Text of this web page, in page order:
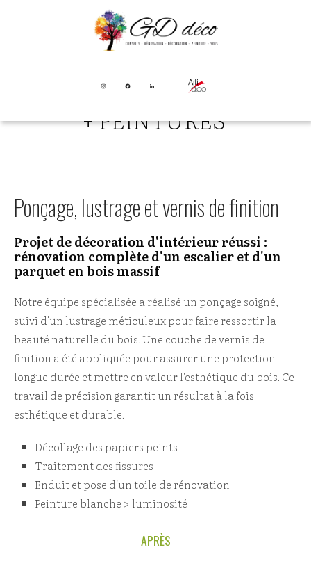
PROJET DÉCORATION
INTÉRIEUR :
RÉNOVATION COMPLÈTE
+ PEINTURES
Ponçage, lustrage et vernis de finition
Projet de décoration d'intérieur réussi :
rénovation complète d'un escalier et d'un
parquet en bois massif
Notre équipe spécialisée a réalisé un ponçage soigné,
suivi d'un lustrage méticuleux pour faire ressortir la
beauté naturelle du bois. Une couche de vernis de
finition a été appliquée pour assurer une protection
longue durée et mettre en valeur l'esthétique du bois. Ce
travail de précision garantit un résultat à la fois
esthétique et durable.
Décollage des papiers peints
Traitement des fissures
Enduit et pose d'un toile de rénovation
Peinture blanche > luminosité
APRÈS